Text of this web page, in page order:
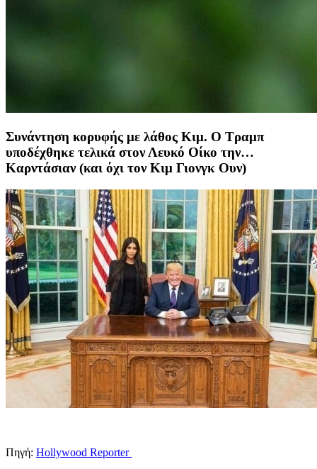
Συνάντηση κορυφής με λάθος Κιμ. Ο Τραμπ
υποδέχθηκε τελικά στον Λευκό Οίκο την…
Καρντάσιαν (και όχι τον Κιμ Γιονγκ Ουν)
Πηγή: Hollywood Reporter